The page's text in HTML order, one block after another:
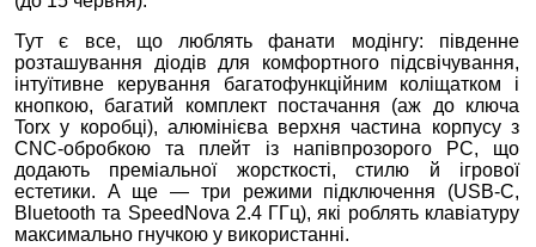
Тут є все, що люблять фанати модінгу: південне
розташування діодів для комфортного підсвічування,
інтуїтивне керування багатофункційним коліщатком і
кнопкою, багатий комплект постачання (аж до ключа
Torx у коробці), алюмінієва верхня частина корпусу з
CNC‑обробкою та плейт із напівпрозорого PC, що
додають преміальної жорсткості, стилю й ігрової
естетики. А ще — три режими підключення (USB‑C,
Bluetooth та SpeedNova 2.4 ГГц), які роблять клавіатуру
максимально гнучкою у використанні.